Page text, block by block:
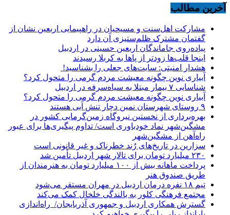
آخرین مطالب
مشارکت اهل‌سنت و مسیحیان در راهپیمایی اربعین نشان از
گفتمان مشترک ظلم‌ستیزی آن دارد
پیاده‌روی جاماندگان اربعین حسینی در اردبیل
اینجا قلب‌ها زودتر از پاها به کربلا رسیدند
هشدار امنیتی: سایت‌های جعلی را بشناسید!
آبیاری نوین چگونه معیشت مردم گرمی را متحول کرد؟
شناسایی ۷ بیمار مبتلا به سیاه‌سرفه در اردبیل
آبیاری نوین چگونه معیشت مردم گرمی را متحول کرد؟
۹ روستای شهرستان نمین دچار تنش آبی هستند
بهره‌برداری از نخستین نیروگاه زمین‌گرمایی کشور در
مشگین‌شهر نماد خودباوری است/ تداوم پیگیری‌ها برای عبور
راه‌آهن از مشگین‌شهر
سزارین در تاریخ‌های رُند خطرناک و غیر قانونی است
۲۳۰ میلیارد تومان برای تالار شهر اردبیل تأمین شد
پرداخت ماهانه بیش از ۱۰۰ میلیارد تومان به هنرمندان از
طریق صندوق هنر
تیم ۱۸ نفره درمان اردبیل در مهران مستقر می‌شود
مجتمع فرهنگی کلور به بالندگی خلخال کمک می‌کند
گسترش همکاری اردبیل و جمهوری آذربایجان/ راه‌اندازی